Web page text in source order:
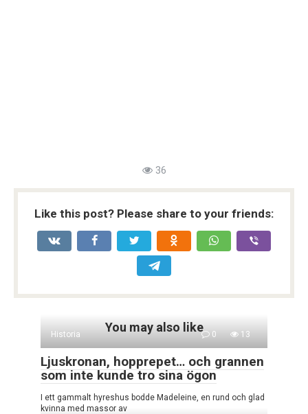
36
Like this post? Please share to your friends:
You may also like
Historia 0 13
Ljuskronan, hopprepet… och grannen
som inte kunde tro sina ögon
I ett gammalt hyreshus bodde Madeleine, en rund och glad
kvinna med massor av